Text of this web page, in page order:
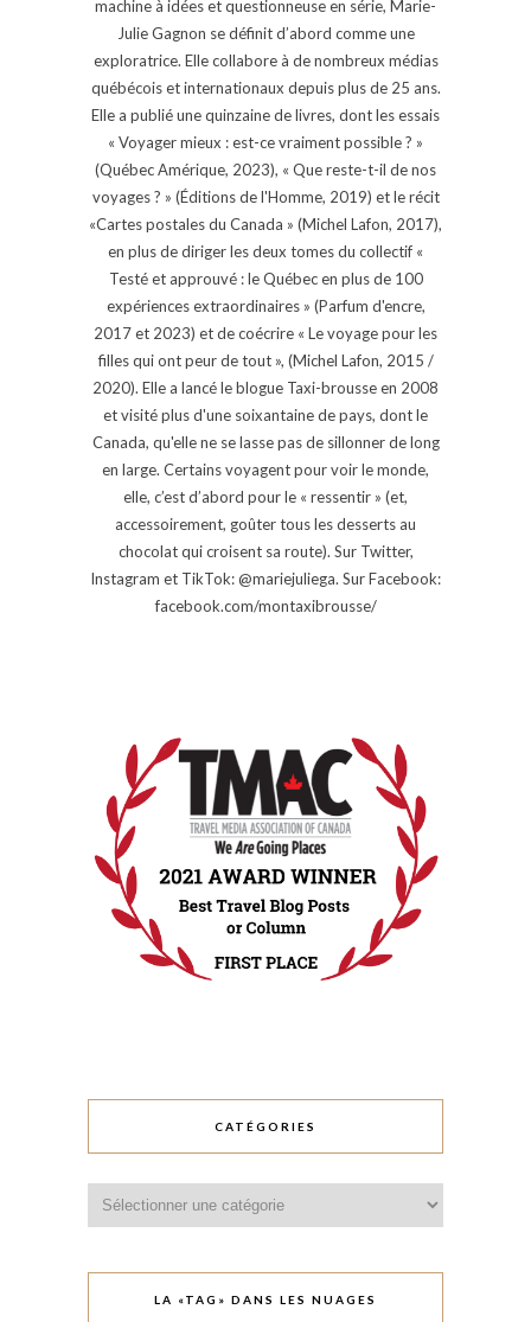
machine à idées et questionneuse en série, Marie-
Julie Gagnon se définit d’abord comme une
exploratrice. Elle collabore à de nombreux médias
québécois et internationaux depuis plus de 25 ans.
Elle a publié une quinzaine de livres, dont les essais
« Voyager mieux : est-ce vraiment possible ? »
(Québec Amérique, 2023), « Que reste-t-il de nos
voyages ? » (Éditions de l'Homme, 2019) et le récit
«Cartes postales du Canada » (Michel Lafon, 2017),
en plus de diriger les deux tomes du collectif «
Testé et approuvé : le Québec en plus de 100
expériences extraordinaires » (Parfum d'encre,
2017 et 2023) et de coécrire « Le voyage pour les
filles qui ont peur de tout », (Michel Lafon, 2015 /
2020). Elle a lancé le blogue Taxi-brousse en 2008
et visité plus d'une soixantaine de pays, dont le
Canada, qu'elle ne se lasse pas de sillonner de long
en large. Certains voyagent pour voir le monde,
elle, c’est d’abord pour le « ressentir » (et,
accessoirement, goûter tous les desserts au
chocolat qui croisent sa route). Sur Twitter,
Instagram et TikTok: @mariejuliega. Sur Facebook:
facebook.com/montaxibrousse/
CATÉGORIES
LA «TAG» DANS LES NUAGES